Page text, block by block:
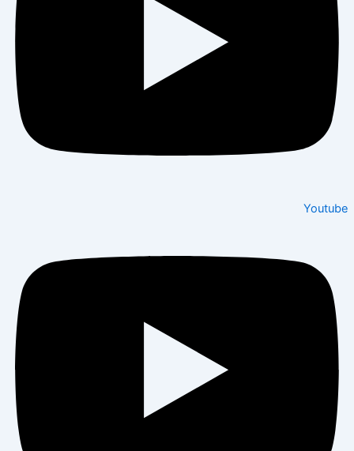
Youtube